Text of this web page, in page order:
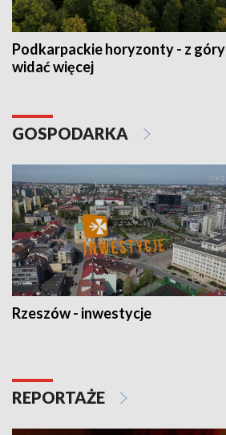
Podkarpackie horyzonty - z góry
widać więcej
GOSPODARKA
Rzeszów - inwestycje
REPORTAŻE